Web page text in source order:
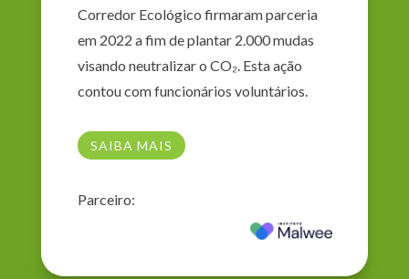
Corredor Ecológico firmaram parceria
em 2022 a fim de plantar 2.000 mudas
visando neutralizar o CO₂. Esta ação
contou com funcionários voluntários.
SAIBA MAIS
Parceiro: